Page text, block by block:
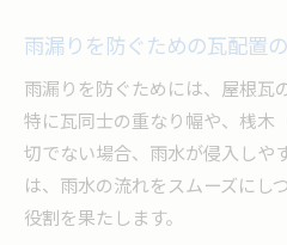
瓦の簡単メンテナ
屋根メンテナンスが快
定期的な屋根点検
雨漏り予防に必要
瓦配置と屋根メン
雨漏りを防ぐための瓦配置
雨漏りを防ぐためには、屋根瓦
特に瓦同士の重なり幅や、桟木
切でない場合、雨水が侵入しや
は、雨水の流れをスムーズにし
役割を果たします。